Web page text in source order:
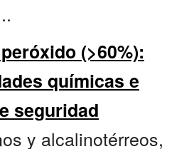
(>60%):
químicas e
seguridad
y alcalinotérreos,